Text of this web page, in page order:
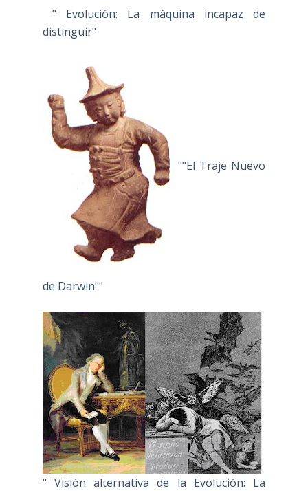
" Evolución: La máquina incapaz de
distinguir"
""El Traje Nuevo
de Darwin""
" Visión alternativa de la Evolución: La